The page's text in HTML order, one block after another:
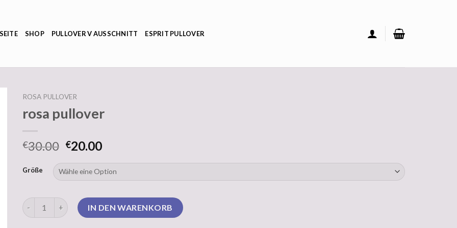
SHOP PULLOVER V AUSSCHNITT ESPRIT PULLOVER
ROSA PULLOVER
rosa pullover
€30.00 €20.00
Größe
rosa pullover MengeIN DEN WARENKORB